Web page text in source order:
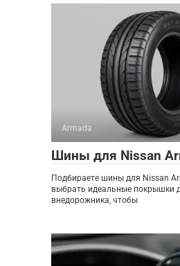
Armada
Шины для Nissan
Подбираете шины для Nissan
выбрать идеальные покрышки
внедорожника, чтобы